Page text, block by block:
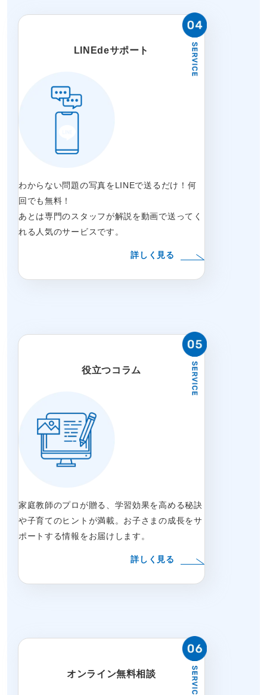
LINEdeサポート
わからない問題の写真をLINEで送るだけ！何
回でも無料！
あとは専門のスタッフが解説を動画で送ってく
れる人気のサービスです。
詳しく見る
役立つコラム
家庭教師のプロが贈る、学習効果を高める秘訣
や子育てのヒントが満載。お子さまの成長をサ
ポートする情報をお届けします。
詳しく見る
オンライン無料相談